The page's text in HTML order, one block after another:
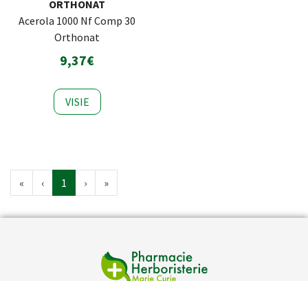
ORTHONAT
Acerola 1000 Nf Comp 30
Orthonat
9,37€
VISIE
« ‹ 1 › »